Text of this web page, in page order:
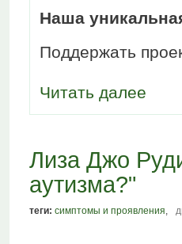
Наша
Поддержать
Читать далее
Лиза Джо
аутизма?"
теги: симптомы и проявления,